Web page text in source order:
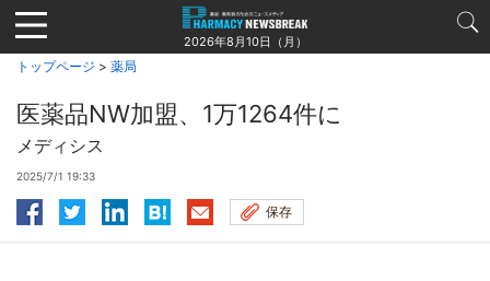
Jump
to
navigation
2026年8月10日（月）
トップページ > 薬局
医薬品NW加盟、1万1264件に
メディシス
2025/7/1 19:33
保存